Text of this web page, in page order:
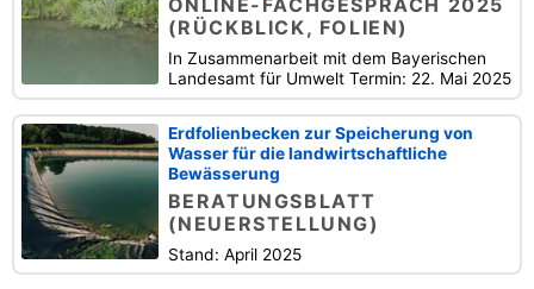
ONLINE-FACHGESPRÄCH 2025
(RÜCKBLICK, FOLIEN)
In Zusammenarbeit mit dem Bayerischen
Landesamt für Umwelt Termin: 22. Mai 2025
Erdfolienbecken zur Speicherung von
Wasser für die landwirtschaftliche
Bewässerung
BERATUNGSBLATT
(NEUERSTELLUNG)
Stand: April 2025